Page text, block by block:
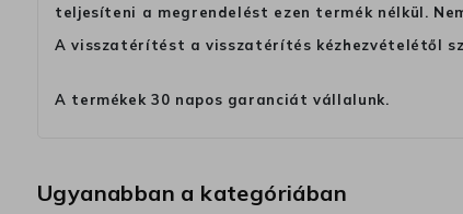
teljesíteni a megrendelést ezen termék nélkül.
A visszatérítést a visszatérítés kézhezvételétől
A termékek 30 napos garanciát vállalunk.
Ugyanabban a kategóriában